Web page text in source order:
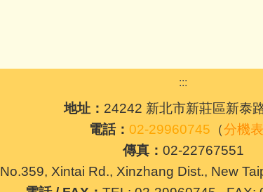
:::
地址： 24242 新北市新莊區新泰
電話： 02-29960745 （分機表
傳真： 02-22767551
No.359, Xintai Rd., Xinzhang Dist., New